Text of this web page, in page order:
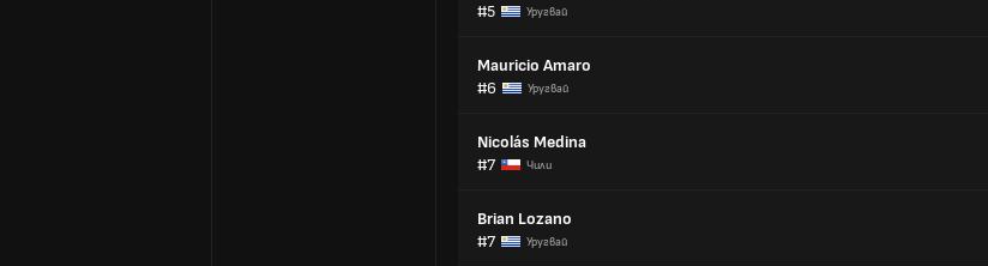
#5
Уругвай
Mauricio Amaro
#6
Уругвай
Nicolás Medina
#7
Чили
Brian Lozano
#7
Уругвай